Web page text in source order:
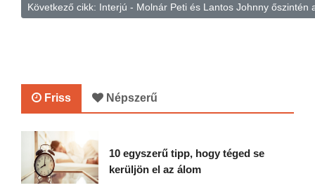
Következő cikk: Interjú - Molnár Peti és Lantos Johnny
Friss Népszerű
10 egyszerű tipp, hogy téged se
kerüljön el az álom